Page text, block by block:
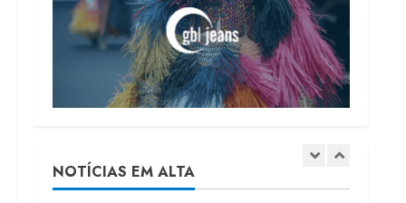
NOTÍCIAS EM ALTA
5
4 de agosto de 2026
Dia dos Pais reforça
retomada da moda no
varejo
Moda vende US$63,7